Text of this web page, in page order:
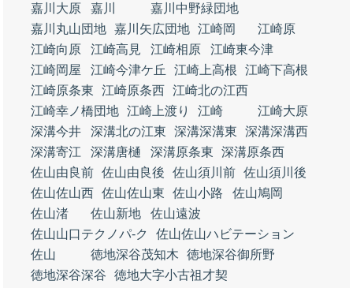
嘉川大原
嘉川
嘉川中野緑団地
嘉川丸山団地 嘉川矢広団地 江崎岡
江崎原
江崎向原
江崎高見 江崎相原
江崎東今津
江崎岡屋
江崎今津ケ丘 江崎上高根
江崎下高根
江崎原条東
江崎原条西 江崎北の江西
江崎幸ノ橋団地 江崎上渡り 江崎
江崎大原
深溝今井
深溝北の江東 深溝深溝東
深溝深溝西
深溝寄江
深溝唐樋 深溝原条東
深溝原条西
佐山由良前 佐山由良後 佐山須川前 佐山須川後
佐山佐山西 佐山佐山東 佐山小路
佐山鳩岡
佐山渚
佐山新地
佐山遠波
佐山山口テクノパ‐ク
佐山佐山ハビテーション
佐山
徳地深谷茂知木
徳地深谷御所野
徳地深谷深谷
徳地大字小古祖才契